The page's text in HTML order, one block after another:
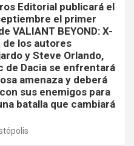
Editorial publicará el
el primer
VALIANT BEYOND: X-
de los autores
y Steve Orlando,
de Dacia se enfrentará
amenaza y deberá
sus enemigos para
batalla que cambiará